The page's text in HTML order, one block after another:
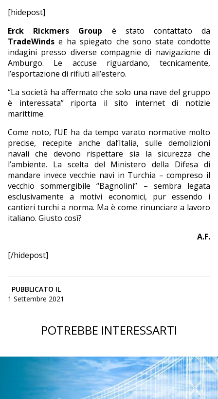
[hidepost]
Erck Rickmers Group è stato contattato da
TradeWinds e ha spiegato che sono state condotte
indagini presso diverse compagnie di navigazione di
Amburgo. Le accuse riguardano, tecnicamente,
l’esportazione di rifiuti all’estero.
“La società ha affermato che solo una nave del gruppo
è interessata” riporta il sito internet di notizie
marittime.
Come noto, l’UE ha da tempo varato normative molto
precise, recepite anche dal’Italia, sulle demolizioni
navali che devono rispettare sia la sicurezza che
l’ambiente. La scelta del Ministero della Difesa di
mandare invece vecchie navi in Turchia – compreso il
vecchio sommergibile “Bagnolini” – sembra legata
esclusivamente a motivi economici, pur essendo i
cantieri turchi a norma. Ma è come rinunciare a lavoro
italiano. Giusto così?
A.F.
[/hidepost]
PUBBLICATO IL
1 Settembre 2021
POTREBBE INTERESSARTI